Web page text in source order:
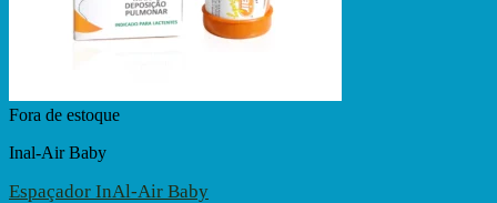
Fora de estoque
Inal-Air Baby
Espaçador InAl-Air Baby